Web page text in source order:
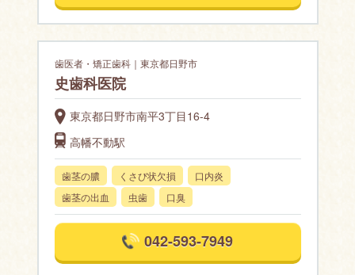
歯医者・矯正歯科｜東京都日野市
史歯科医院
東京都日野市南平3丁目16-4
高幡不動駅
歯茎の膿 くさび状欠損
口内炎
歯茎の出血
虫歯 口臭
042-593-7949